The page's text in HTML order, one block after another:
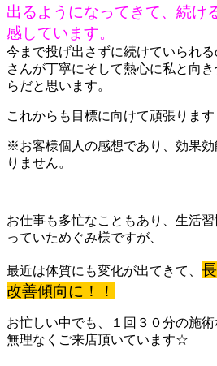
出るようになってきて、続け
感しています。
今まで投げ出さずに続けていられ
さんが丁寧にそして熱心に私と向
らだと思います。
これからも目標に向けて頑張ります
※お客様個人の感想であり、効果
りません。
お仕事も多忙なこともあり、生活
っていためぐみ様ですが、
最近は体質にも変化が出てきて、
改善傾向に！！
お忙しい中でも、１回３０分の施
無理なくご来店頂いています☆